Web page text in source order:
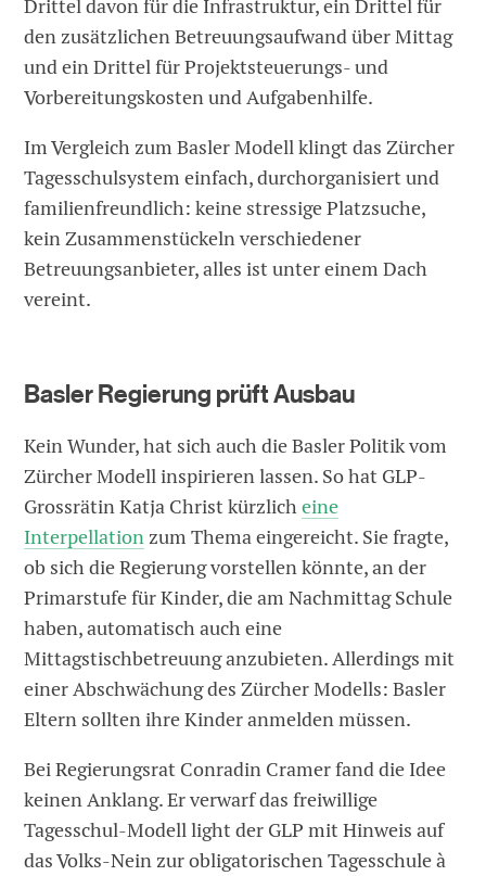
Drittel davon für die Infrastruktur, ein Drittel für
den zusätzlichen Betreuungsaufwand über Mittag
und ein Drittel für Projektsteuerungs- und
Vorbereitungskosten und Aufgabenhilfe.
Im Vergleich zum Basler Modell klingt das Zürcher
Tagesschulsystem einfach, durchorganisiert und
familienfreundlich: keine stressige Platzsuche,
kein Zusammenstückeln verschiedener
Betreuungsanbieter, alles ist unter einem Dach
vereint.
Basler Regierung prüft Ausbau
Kein Wunder, hat sich auch die Basler Politik vom
Zürcher Modell inspirieren lassen. So hat GLP-
Grossrätin Katja Christ kürzlicheine
Interpellationzum Thema eingereicht. Sie fragte,
ob sich die Regierung vorstellen könnte, an der
Primarstufe für Kinder, die am Nachmittag Schule
haben, automatisch auch eine
Mittagstischbetreuung anzubieten. Allerdings mit
einer Abschwächung des Zürcher Modells: Basler
Eltern sollten ihre Kinder anmelden müssen.
Bei Regierungsrat Conradin Cramer fand die Idee
keinen Anklang. Er verwarf das freiwillige
Tagesschul-Modell light der GLP mit Hinweis auf
das Volks-Nein zur obligatorischen Tagesschule à